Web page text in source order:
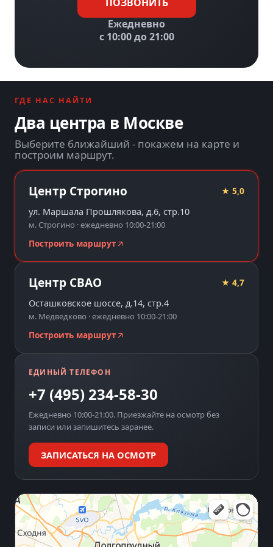
Ежедневно
с 10:00 до 21:00
ГДЕ НАС НАЙТИ
Два центра в Москве
Выберите ближайший - покажем на карте и
построим маршрут.
Центр Строгино ★ 5,0
ул. Маршала Прошлякова, д.6, стр.10
м. Строгино · ежедневно 10:00-21:00
Построить маршрут
Центр СВАО ★ 4,7
Осташковское шоссе, д.14, стр.4
м. Медведково · ежедневно 10:00-21:00
Построить маршрут
ЕДИНЫЙ ТЕЛЕФОН
+7 (495) 234-58-30
Ежедневно 10:00-21:00. Приезжайте на осмотр без
записи или запишитесь заранее.
ЗАПИСАТЬСЯ НА ОСМОТР